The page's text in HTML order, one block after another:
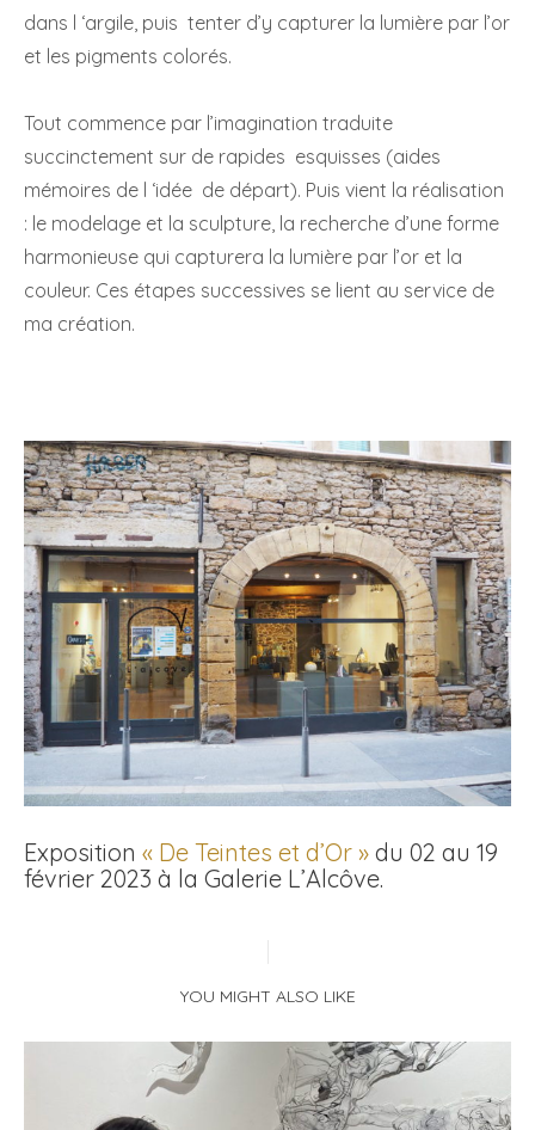
dans l ‘argile, puis tenter d’y capturer la lumière par l’or
et les pigments colorés.
Tout commence par l’imagination traduite
succinctement sur de rapides esquisses (aides
mémoires de l ‘idée de départ). Puis vient la réalisation
: le modelage et la sculpture, la recherche d’une forme
harmonieuse qui capturera la lumière par l’or et la
couleur. Ces étapes successives se lient au service de
ma création.
Exposition « De Teintes et d’Or » du 02 au 19
février 2023 à la Galerie L’Alcôve.
YOU MIGHT ALSO LIKE